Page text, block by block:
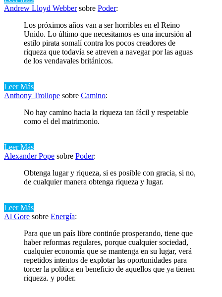
Andrew Lloyd Webbersobre Poder:
Los próximos años van a ser horribles en el Reino
Unido. Lo último que necesitamos es una incursión al
estilo pirata somalí contra los pocos creadores de
riqueza que todavía se atreven a navegar por las aguas
de los vendavales británicos.
Leer Más
Anthony Trollope sobre Camino:
No hay camino hacia la riqueza tan fácil y respetable
como el del matrimonio.
Leer Más
Alexander Pope sobre Poder:
Obtenga lugar y riqueza, si es posible con gracia, si no,
de cualquier manera obtenga riqueza y lugar.
Leer Más
Al Gore sobre Energía:
Para que un país libre continúe prosperando, tiene que
haber reformas regulares, porque cualquier sociedad,
cualquier economía que se mantenga en su lugar, verá
repetidos intentos de explotar las oportunidades para
torcer la política en beneficio de aquellos que ya tienen
riqueza. y poder.